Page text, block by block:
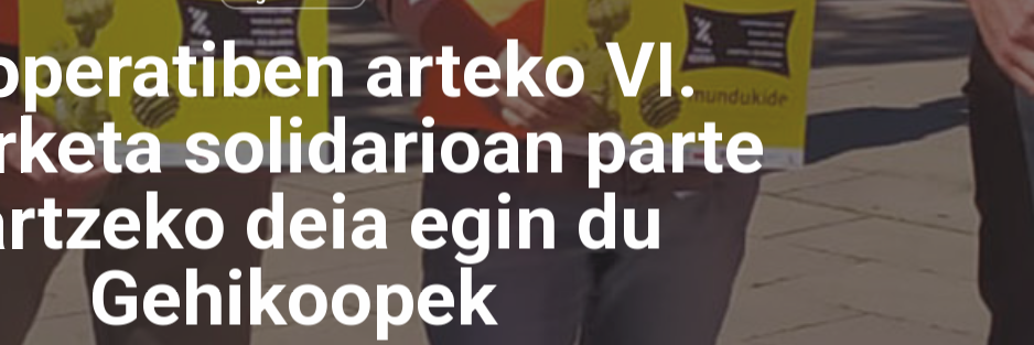
arteko VI.
solidarioan parte
deia egin du
Gehikoopek